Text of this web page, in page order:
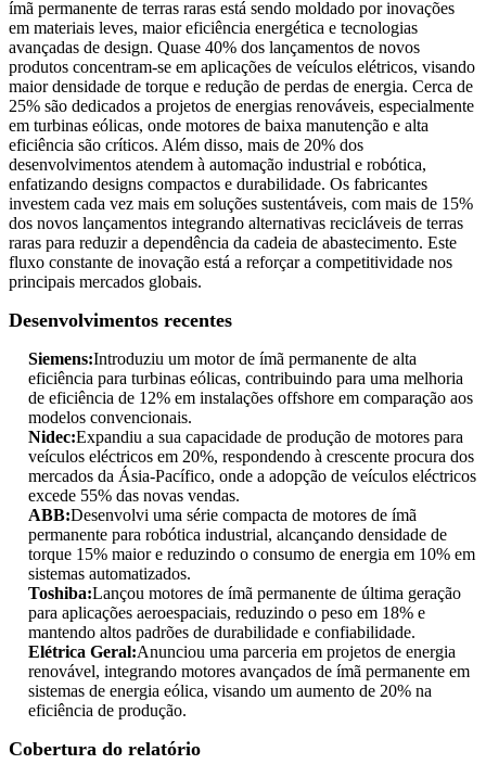
ímã permanente de terras raras está sendo moldado por inovações
em materiais leves, maior eficiência energética e tecnologias
avançadas de design. Quase 40% dos lançamentos de novos
produtos concentram-se em aplicações de veículos elétricos, visando
maior densidade de torque e redução de perdas de energia. Cerca de
25% são dedicados a projetos de energias renováveis, especialmente
em turbinas eólicas, onde motores de baixa manutenção e alta
eficiência são críticos. Além disso, mais de 20% dos
desenvolvimentos atendem à automação industrial e robótica,
enfatizando designs compactos e durabilidade. Os fabricantes
investem cada vez mais em soluções sustentáveis, com mais de 15%
dos novos lançamentos integrando alternativas recicláveis ​​de terras
raras para reduzir a dependência da cadeia de abastecimento. Este
fluxo constante de inovação está a reforçar a competitividade nos
principais mercados globais.
Desenvolvimentos recentes
Siemens:Introduziu um motor de ímã permanente de alta
eficiência para turbinas eólicas, contribuindo para uma melhoria
de eficiência de 12% em instalações offshore em comparação aos
modelos convencionais.
Nidec:Expandiu a sua capacidade de produção de motores para
veículos eléctricos em 20%, respondendo à crescente procura dos
mercados da Ásia-Pacífico, onde a adopção de veículos eléctricos
excede 55% das novas vendas.
ABB:Desenvolvi uma série compacta de motores de ímã
permanente para robótica industrial, alcançando densidade de
torque 15% maior e reduzindo o consumo de energia em 10% em
sistemas automatizados.
Toshiba:Lançou motores de ímã permanente de última geração
para aplicações aeroespaciais, reduzindo o peso em 18% e
mantendo altos padrões de durabilidade e confiabilidade.
Elétrica Geral:Anunciou uma parceria em projetos de energia
renovável, integrando motores avançados de ímã permanente em
sistemas de energia eólica, visando um aumento de 20% na
eficiência de produção.
Cobertura do relatório